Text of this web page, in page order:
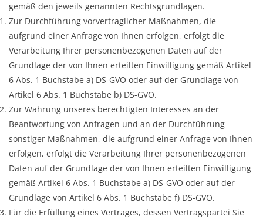
gemäß den jeweils genannten Rechtsgrundlagen.
Zur Durchführung vorvertraglicher Maßnahmen, die
aufgrund einer Anfrage von Ihnen erfolgen, erfolgt die
Verarbeitung Ihrer personenbezogenen Daten auf der
Grundlage der von Ihnen erteilten Einwilligung gemäß Artikel
6 Abs. 1 Buchstabe a) DS-GVO oder auf der Grundlage von
Artikel 6 Abs. 1 Buchstabe b) DS-GVO.
Zur Wahrung unseres berechtigten Interesses an der
Beantwortung von Anfragen und an der Durchführung
sonstiger Maßnahmen, die aufgrund einer Anfrage von Ihnen
erfolgen, erfolgt die Verarbeitung Ihrer personenbezogenen
Daten auf der Grundlage der von Ihnen erteilten Einwilligung
gemäß Artikel 6 Abs. 1 Buchstabe a) DS-GVO oder auf der
Grundlage von Artikel 6 Abs. 1 Buchstabe f) DS-GVO.
Für die Erfüllung eines Vertrages, dessen Vertragspartei Sie